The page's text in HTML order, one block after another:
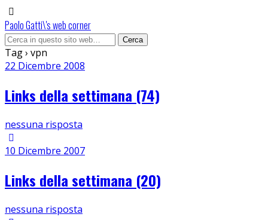
Paolo Gatti\'s web corner
Tag › vpn
22 Dicembre 2008
Links della settimana (74)
nessuna risposta
10 Dicembre 2007
Links della settimana (20)
nessuna risposta